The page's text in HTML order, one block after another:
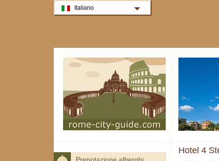
Hotel 4
Italiano